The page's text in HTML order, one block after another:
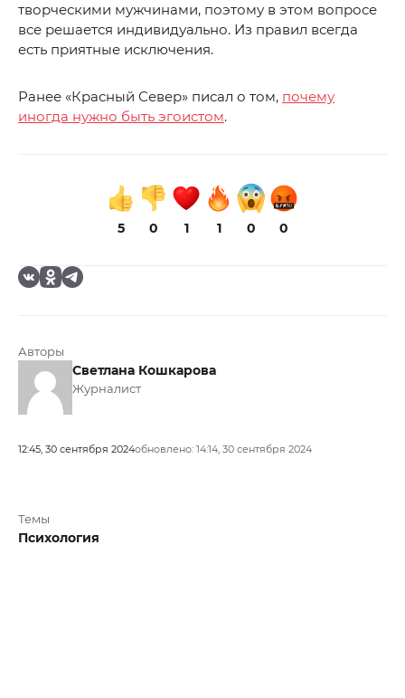
творческими мужчинами, поэтому в этом вопросе
все решается индивидуально. Из правил всегда
есть приятные исключения.
Ранее «Красный Север» писал о том, почему
иногда нужно быть эгоистом.
5 0 1 1 0 0
Авторы
Светлана Кошкарова
Журналист
12:45, 30 сентября 2024обновлено: 14:14, 30 сентября 2024
Темы
Психология